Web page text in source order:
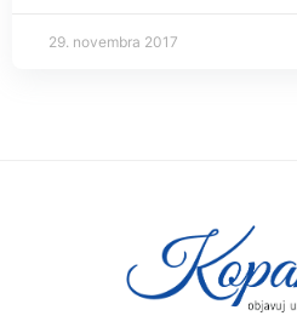
29. novembra 2017